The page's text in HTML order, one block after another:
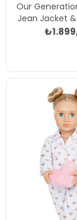
Our
Jean Jacket
Çok